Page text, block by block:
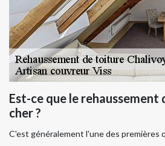
Est-ce que le
cher ?
C'est généralement l'une des premières